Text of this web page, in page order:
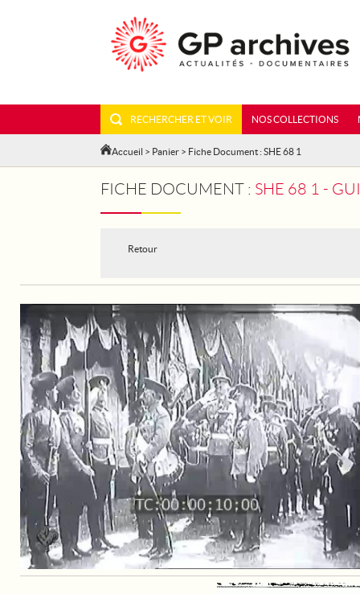
RECHERCHER ET VOIR NOS COLLECTIONS
Accueil > Panier > Fiche Document : SHE 68 1
FICHE DOCUMENT : SHE 68 1 -
Retour